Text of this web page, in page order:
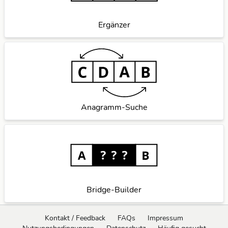
Ergänzer
Anagramm-Suche
Bridge-Builder
Kontakt / Feedback FAQs
Impressum